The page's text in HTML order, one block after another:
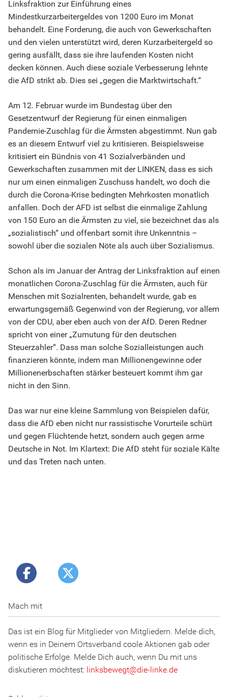
Linksfraktion zur Einführung eines
Mindestkurzarbeitergeldes von 1200 Euro im Monat
behandelt. Eine Forderung, die auch von Gewerkschaften
und den vielen unterstützt wird, deren Kurzarbeitergeld so
gering ausfällt, dass sie ihre laufenden Kosten nicht
decken können. Auch diese soziale Verbesserung lehnte
die AfD strikt ab. Dies sei „gegen die Marktwirtschaft.“
Am 12. Februar wurde im Bundestag über den
Gesetzentwurf der Regierung für einen einmaligen
Pandemie-Zuschlag für die Ärmsten abgestimmt. Nun gab
es an diesem Entwurf viel zu kritisieren. Beispielsweise
kritisiert ein Bündnis von 41 Sozialverbänden und
Gewerkschaften zusammen mit der LINKEN, dass es sich
nur um einen einmaligen Zuschuss handelt, wo doch die
durch die Corona-Krise bedingten Mehrkosten monatlich
anfallen. Doch der AFD ist selbst die einmalige Zahlung
von 150 Euro an die Ärmsten zu viel, sie bezeichnet das als
„sozialistisch“ und offenbart somit ihre Unkenntnis –
sowohl über die sozialen Nöte als auch über Sozialismus.
Schon als im Januar der Antrag der Linksfraktion auf einen
monatlichen Corona-Zuschlag für die Ärmsten, auch für
Menschen mit Sozialrenten, behandelt wurde, gab es
erwartungsgemäß Gegenwind von der Regierung, vor allem
von der CDU, aber eben auch von der AfD. Deren Redner
spricht von einer „Zumutung für den deutschen
Steuerzahler“. Dass man solche Sozialleistungen auch
finanzieren könnte, indem man Millionengewinne oder
Millionenerbschaften stärker besteuert kommt ihm gar
nicht in den Sinn.
Das war nur eine kleine Sammlung von Beispielen dafür,
dass die AfD eben nicht nur rassistische Vorurteile schürt
und gegen Flüchtende hetzt, sondern auch gegen arme
Deutsche in Not. Im Klartext: Die AfD steht für soziale Kälte
und das Treten nach unten.
Mach mit
Das ist ein Blog für Mitglieder von Mitgliedern. Melde dich,
wenn es in Deinem Ortsverband coole Aktionen gab oder
politische Erfolge. Melde Dich auch, wenn Du mit uns
diskutieren möchtest: linksbewegt@die-linke.de